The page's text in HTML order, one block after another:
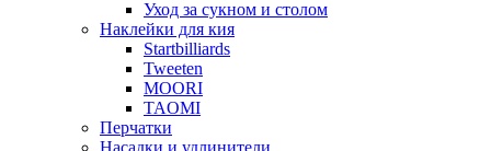
Уход за сукном и столом
Наклейки для кия
Startbilliards
Tweeten
MOORI
TAOMI
Перчатки
Насадки и удлинители